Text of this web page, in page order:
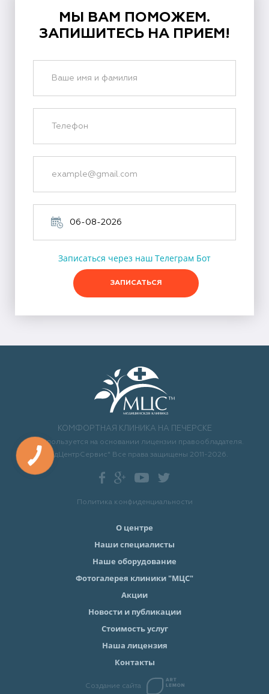
МЫ ВАМ ПОМОЖЕМ.
ЗАПИШИТЕСЬ НА ПРИЕМ!
Записаться через наш Телеграм Бот
ЗАПИСАТЬСЯ
КОМФОРТНАЯ КЛИНИКА НА ПЕЧЕРСКЕ
ТМ используется на основании лицензии правообладателя.
"МедЦентрСервис" Все права защищены 2011-2026.
Политика конфиденциальности
О центре
Наши специалисты
Наше оборудование
Фотогалерея клиники "МЦС"
Акции
Новости и публикации
Стоимость услуг
Наша лицензия
Контакты
Создание сайта